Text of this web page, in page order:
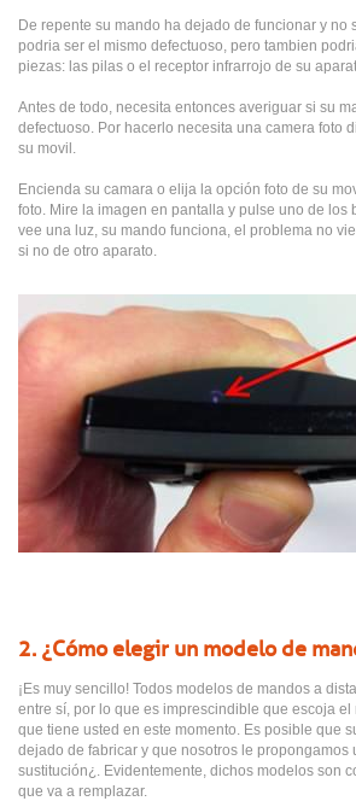
De repente su mando ha dejado de funcionar y no
podria ser el mismo defectuoso, pero tambien
piezas: las pilas o el receptor infrarrojo de su
Antes de todo, necesita entonces averiguar si su
defectuoso. Por hacerlo necesita una camera foto
su movil.
Encienda su camara o elija la opción foto de su
foto. Mire la imagen en pantalla y pulse uno de los
vee una luz, su mando funciona, el problema no
si no de otro aparato.
2. ¿Cómo elegir un modelo de
¡Es muy sencillo! Todos modelos de mandos a
entre sí, por lo que es imprescindible que escoja el
que tiene usted en este momento. Es posible que
dejado de fabricar y que nosotros le propongamos
sustitución¿. Evidentemente, dichos modelos son
que va a remplazar.